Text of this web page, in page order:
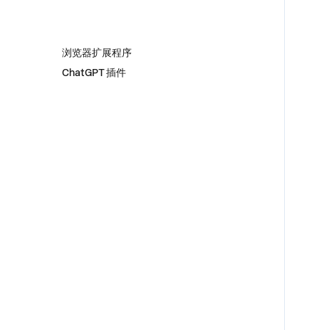
浏览器扩展程序
ChatGPT 插件